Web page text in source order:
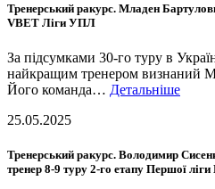
Тренерський ракурс. Младен
VBET Ліги УПЛ
За підсумками 30-го туру в
найкращим тренером визнаний
Його команда… Детальніше
25.05.2025
Тренерський ракурс. Володимир
тренер 8-9 туру 2-го етапу Першої